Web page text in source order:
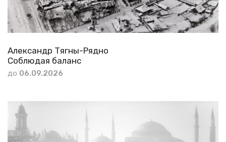
Александр Тягны-Рядно
Соблюдая баланс
до 06.09.2026